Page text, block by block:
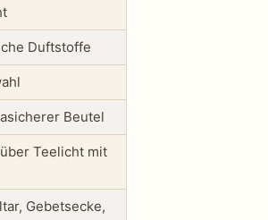
Duftstoffe
Beutel
Teelicht mit
Gebetsecke,